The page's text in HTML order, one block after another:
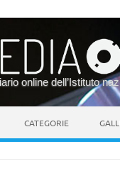
online dell’Istituto
CATEGORIE